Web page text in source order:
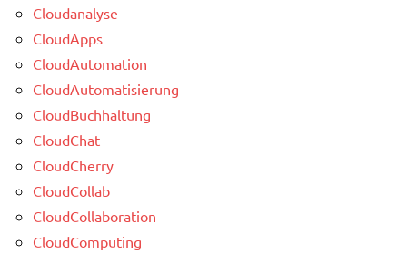
Cloudanalyse
CloudApps
CloudAutomation
CloudAutomatisierung
CloudBuchhaltung
CloudChat
CloudCherry
CloudCollab
CloudCollaboration
CloudComputing